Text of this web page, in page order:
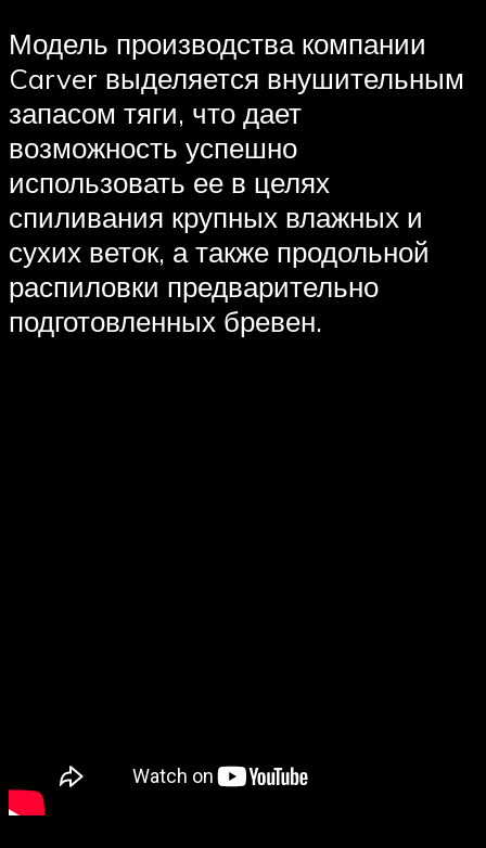
Модель производства компании
Carver выделяется внушительным
запасом тяги, что дает
возможность успешно
использовать ее в целях
спиливания крупных влажных и
сухих веток, а также продольной
распиловки предварительно
подготовленных бревен.